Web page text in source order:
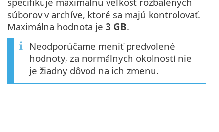
súborov v archíve, ktoré sa majú kontrolovať.
Maximálna hodnota je 3 GB.
Neodporúčame meniť predvolené
hodnoty, za normálnych okolností nie
je žiadny dôvod na ich zmenu.